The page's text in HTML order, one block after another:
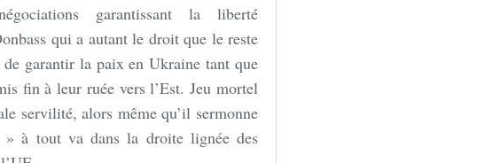
garantissant la liberté
qui a autant le droit que le reste
garantir la paix en Ukraine tant que
fin à leur ruée vers l’Est. Jeu mortel
servilité, alors même qu’il sermonne
à tout va dans la droite lignée des